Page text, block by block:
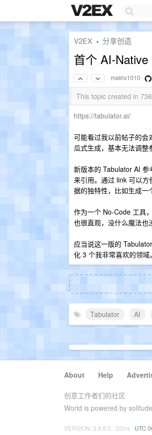
V2EX › 分享创造
首个 AI-
matrix1010 ·
This topic created in
https://tabulator.ai/
可能看过我以前帖子的
瓜式生成，基本无法调整
新版本的 Tabulator AI
来引用。通过 link 可以
据的独特性，比如生成一
作为一个 No-Code 工具
也很直观，没什么魔法也
应当说这一版的
化 3 个我非常喜欢的领
Tabulator AI
About · Help ·
创意工作者们的社区
World is powered by solitude
VERSION: 3.9.8.5 · 20ms · UTC